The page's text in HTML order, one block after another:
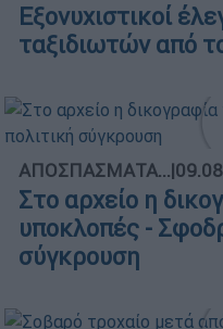
Εξονυχιστικοί
ταξιδιωτών από
ΑΠΟΣΠΑΣΜΑΤΑ...|
Στο αρχείο η
υποκλοπές -
σύγκρουση